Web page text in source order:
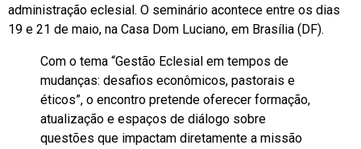
administração eclesial. O seminário acontece entre os dias
19 e 21 de maio, na Casa Dom Luciano, em Brasília (DF).
Com o tema “Gestão Eclesial em tempos de
mudanças: desafios econômicos, pastorais e
éticos”, o encontro pretende oferecer formação,
atualização e espaços de diálogo sobre
questões que impactam diretamente a missão